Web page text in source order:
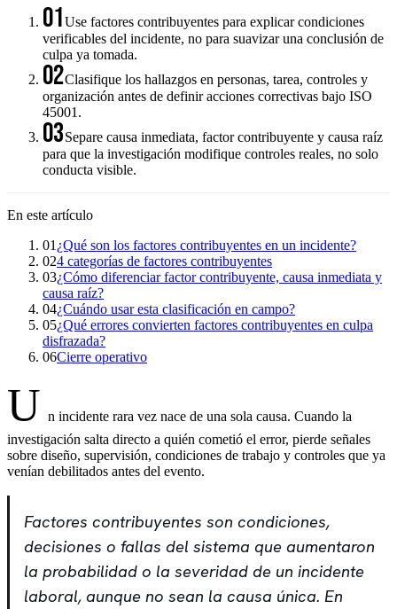
01Use factores contribuyentes para explicar condiciones
verificables del incidente, no para suavizar una conclusión de
culpa ya tomada.
02Clasifique los hallazgos en personas, tarea, controles y
organización antes de definir acciones correctivas bajo ISO
45001.
03Separe causa inmediata, factor contribuyente y causa raíz
para que la investigación modifique controles reales, no solo
conducta visible.
En este artículo
01 ¿Qué son los factores contribuyentes en un incidente?
024 categorías de factores contribuyentes
03¿Cómo diferenciar factor contribuyente, causa inmediata y
causa raíz?
04¿Cuándo usar esta clasificación en campo?
05¿Qué errores convierten factores contribuyentes en culpa
disfrazada?
06Cierre operativo
U n incidente rara vez nace de una sola causa. Cuando la
investigación salta directo a quién cometió el error, pierde señales
sobre diseño, supervisión, condiciones de trabajo y controles que ya
venían debilitados antes del evento.
Factores contribuyentes son condiciones,
decisiones o fallas del sistema que aumentaron
la probabilidad o la severidad de un incidente
laboral, aunque no sean la causa única. En